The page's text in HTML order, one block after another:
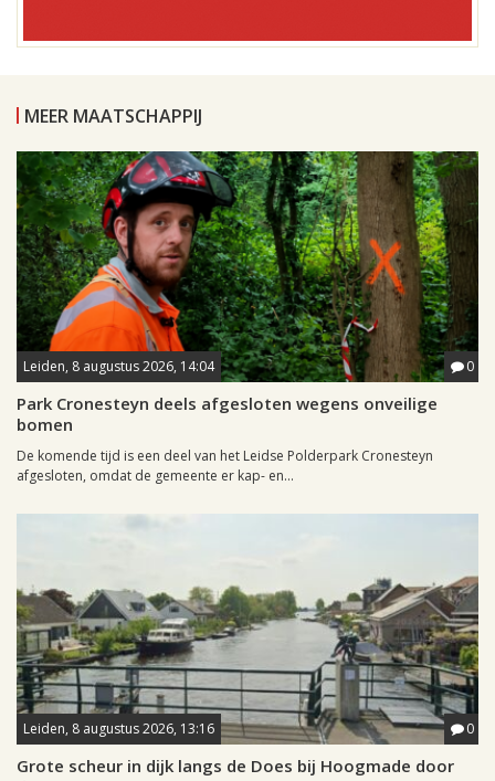
MEER MAATSCHAPPIJ
Leiden, 8 augustus 2026, 14:04 0
Park Cronesteyn deels afgesloten wegens onveilige
bomen
De komende tijd is een deel van het Leidse Polderpark Cronesteyn
afgesloten, omdat de gemeente er kap- en...
Leiden, 8 augustus 2026, 13:16 0
Grote scheur in dijk langs de Does bij Hoogmade door